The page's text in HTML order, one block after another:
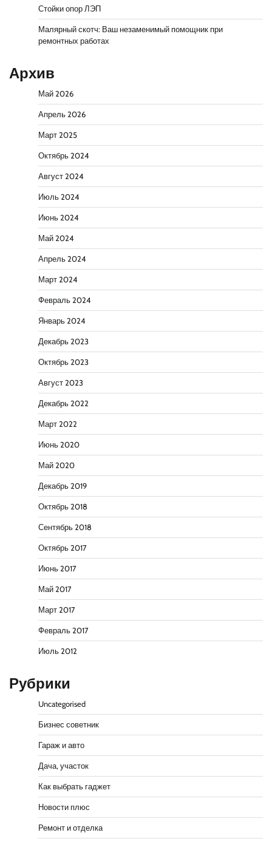
Стойки опор ЛЭП
Малярный скотч: Ваш незаменимый помощник при
ремонтных работах
Архив
Май 2026
Апрель 2026
Март 2025
Октябрь 2024
Август 2024
Июль 2024
Июнь 2024
Май 2024
Апрель 2024
Март 2024
Февраль 2024
Январь 2024
Декабрь 2023
Октябрь 2023
Август 2023
Декабрь 2022
Март 2022
Июнь 2020
Май 2020
Декабрь 2019
Октябрь 2018
Сентябрь 2018
Октябрь 2017
Июнь 2017
Май 2017
Март 2017
Февраль 2017
Июль 2012
Рубрики
Uncategorised
Бизнес советник
Гараж и авто
Дача, участок
Как выбрать гаджет
Новости плюс
Ремонт и отделка